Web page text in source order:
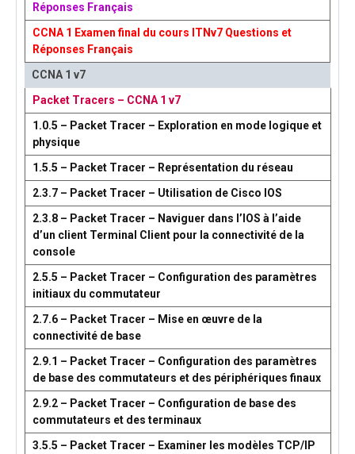
Réponses Français
CCNA 1 Examen final du cours ITNv7 Questions et
Réponses Français
CCNA 1 v7
Packet Tracers – CCNA 1 v7
1.0.5 – Packet Tracer – Exploration en mode logique et
physique
1.5.5 – Packet Tracer – Représentation du réseau
2.3.7 – Packet Tracer – Utilisation de Cisco IOS
2.3.8 – Packet Tracer – Naviguer dans l’IOS à l’aide
d’un client Terminal Client pour la connectivité de la
console
2.5.5 – Packet Tracer – Configuration des paramètres
initiaux du commutateur
2.7.6 – Packet Tracer – Mise en œuvre de la
connectivité de base
2.9.1 – Packet Tracer – Configuration des paramètres
de base des commutateurs et des périphériques finaux
2.9.2 – Packet Tracer – Configuration de base des
commutateurs et des terminaux
3.5.5 – Packet Tracer – Examiner les modèles TCP/IP